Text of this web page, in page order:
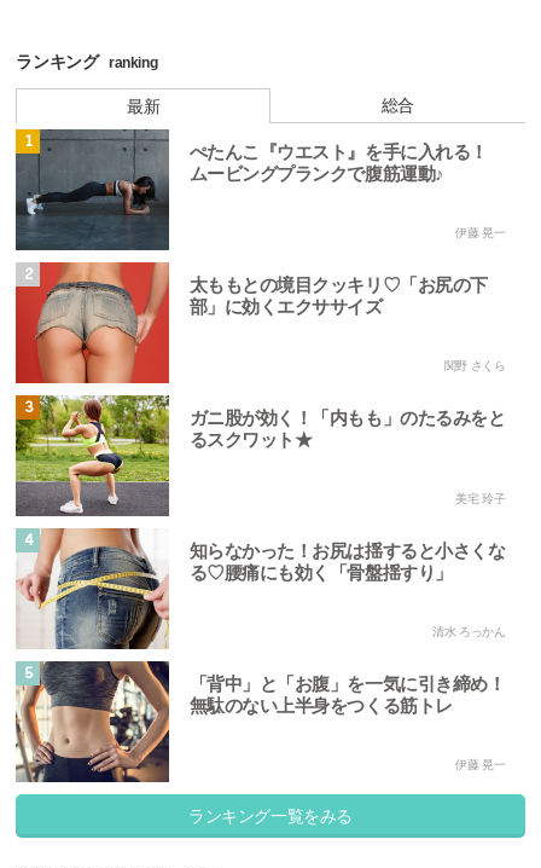
ランキング ranking
最新 総合
1
ぺたんこ『ウエスト』を手に入れる！
ムービングプランクで腹筋運動♪
伊藤 晃一
2
太ももとの境目クッキリ♡「お尻の下
部」に効くエクササイズ
関野 さくら
3
ガニ股が効く！「内もも」のたるみをと
るスクワット★
美宅 玲子
4
知らなかった！お尻は揺すると小さくな
る♡腰痛にも効く「骨盤揺すり」
清水 ろっかん
5
「背中」と「お腹」を一気に引き締め！
無駄のない上半身をつくる筋トレ
伊藤 晃一
ランキング一覧をみる